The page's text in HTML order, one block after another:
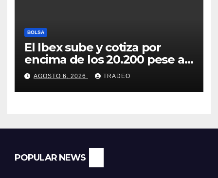
BOLSA
El Ibex sube y cotiza por
encima de los 20.200 pese al
‘sell off’ de la tecnología
AGOSTO 6, 2026 TRADEO
POPULAR NEWS